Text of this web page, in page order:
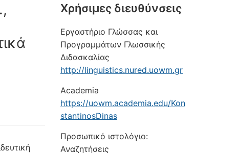
Xρήσιμες διευθύνσεις
Εργαστήριο Γλώσσας και
Προγραμμάτων Γλωσσικής
Διδασκαλίας
http://linguistics.nured.uowm.gr
Academia
https://uowm.academia.edu/Kon
stantinosDinas
Προσωπικό ιστολόγιο:
Αναζητήσεις